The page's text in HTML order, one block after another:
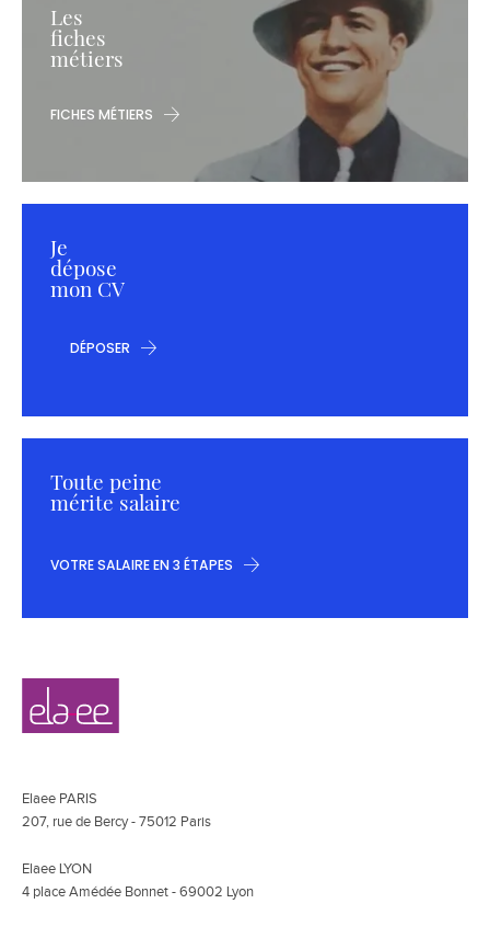
Les
fiches
métiers
FICHES MÉTIERS
Je
dépose
mon CV
DÉPOSER
Toute peine
mérite salaire
VOTRE SALAIRE EN 3 ÉTAPES
Navigation
secondaire
Elaee
Elaee PARIS
207, rue de Bercy - 75012 Paris
Elaee LYON
4 place Amédée Bonnet - 69002 Lyon